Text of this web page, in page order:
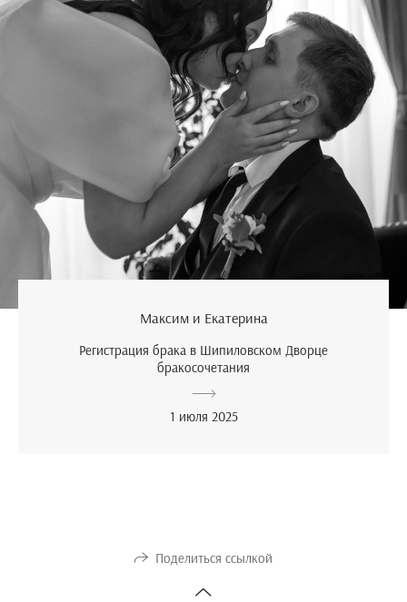
Максим и Екатерина
Регистрация брака в Шипиловском Дворце
бракосочетания
1 июля 2025
Поделиться ссылкой